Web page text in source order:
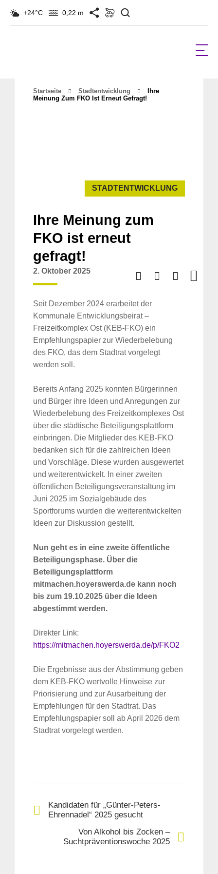
+24°C 0,22 m
Startseite Stadtentwicklung
Ihre
Meinung Zum FKO Ist Erneut Gefragt!
STADTENTWICKLUNG
Ihre Meinung zum
FKO ist erneut
gefragt!
2. Oktober 2025
Seit Dezember 2024 erarbeitet der
Kommunale Entwicklungsbeirat –
Freizeitkomplex Ost (KEB-FKO) ein
Empfehlungspapier zur Wiederbelebung
des FKO, das dem Stadtrat vorgelegt
werden soll.
Bereits Anfang 2025 konnten Bürgerinnen
und Bürger ihre Ideen und Anregungen zur
Wiederbelebung des Freizeitkomplexes Ost
über die städtische Beteiligungsplattform
einbringen. Die Mitglieder des KEB-FKO
bedanken sich für die zahlreichen Ideen
und Vorschläge. Diese wurden ausgewertet
und weiterentwickelt. In einer zweiten
öffentlichen Beteiligungsveranstaltung im
Juni 2025 im Sozialgebäude des
Sportforums wurden die weiterentwickelten
Ideen zur Diskussion gestellt.
Nun geht es in eine zweite öffentliche
Beteiligungsphase. Über die
Beteiligungsplattform
mitmachen.hoyerswerda.de kann noch
bis zum 19.10.2025 über die Ideen
abgestimmt werden.
Direkter Link:
https://mitmachen.hoyerswerda.de/p/FKO2
Die Ergebnisse aus der Abstimmung geben
dem KEB-FKO wertvolle Hinweise zur
Priorisierung und zur Ausarbeitung der
Empfehlungen für den Stadtrat. Das
Empfehlungspapier soll ab April 2026 dem
Stadtrat vorgelegt werden.
Kandidaten für „Günter-Peters-
Ehrennadel“ 2025 gesucht
Von Alkohol bis Zocken –
Suchtpräventionswoche 2025